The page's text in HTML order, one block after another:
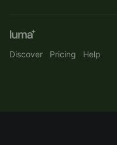
Discover Pricing Help